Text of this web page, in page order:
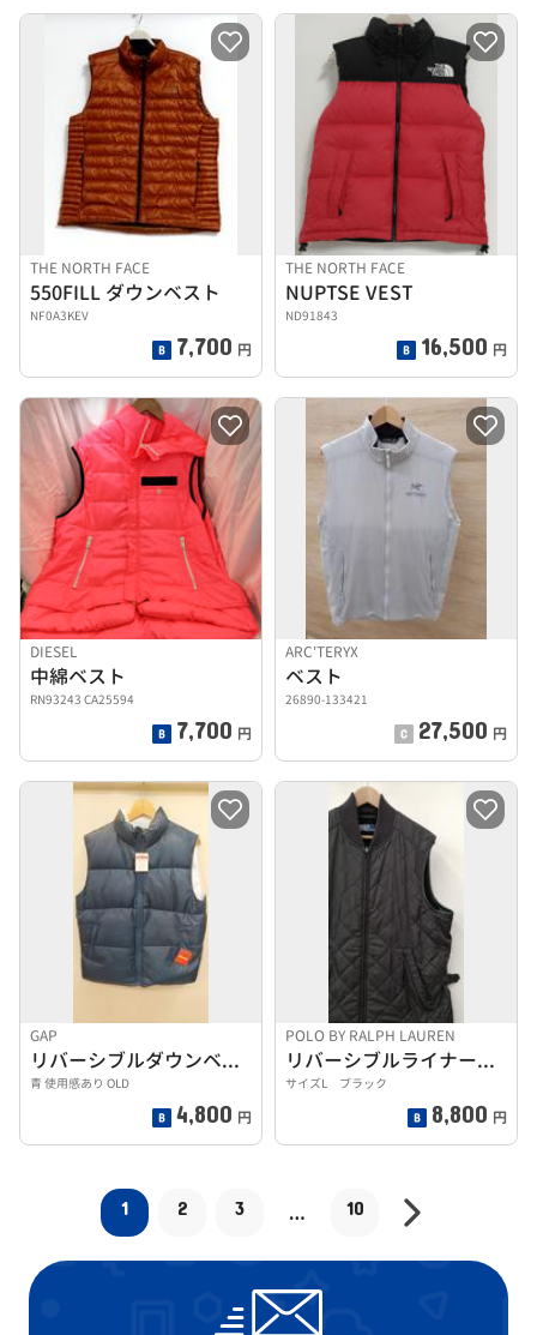
THE NORTH FACE
550FILL ダウンベスト
NF0A3KEV
7,700 円
THE NORTH FACE
NUPTSE VEST
ND91843
16,500 円
DIESEL
中綿ベスト
RN93243 CA25594
7,700 円
ARC'TERYX
ベスト
26890-133421
27,500 円
GAP
リバーシブルダウンベスト
青 使用感あり OLD
4,800 円
POLO BY RALPH LAUREN
リバーシブルライナーベスト
サイズL ブラック
8,800 円
1 2 3 … 10